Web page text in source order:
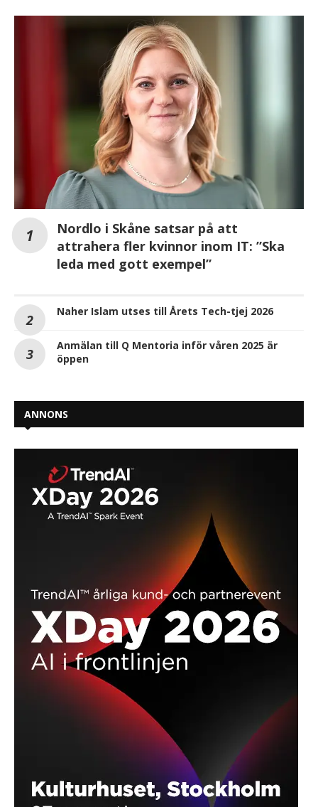
Nordlo i Skåne satsar på att
attrahera fler kvinnor inom IT: ”Ska
leda med gott exempel”
Naher Islam utses till Årets Tech-tjej 2026
Anmälan till Q Mentoria inför våren 2025 är
öppen
ANNONS